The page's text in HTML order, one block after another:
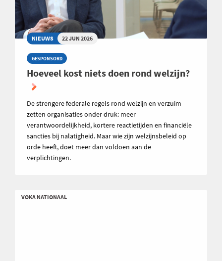
NIEUWS 22 JUN 2026
GESPONSORD
Hoeveel kost niets doen rond welzijn?
De strengere federale regels rond welzijn en verzuim
zetten organisaties onder druk: meer
verantwoordelijkheid, kortere reactietijden en financiële
sancties bij nalatigheid. Maar wie zijn welzijnsbeleid op
orde heeft, doet meer dan voldoen aan de
verplichtingen.
VOKA NATIONAAL